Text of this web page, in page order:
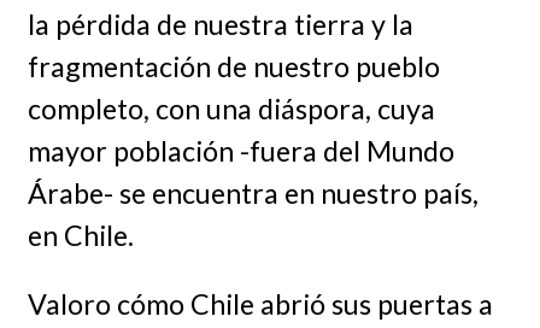
la pérdida de nuestra tierra y la
fragmentación de nuestro pueblo
completo, con una diáspora, cuya
mayor población -fuera del Mundo
Árabe- se encuentra en nuestro país,
en Chile.
Valoro cómo Chile abrió sus puertas a